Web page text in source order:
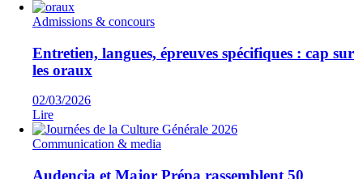
Admissions & concours
Entretien, langues, épreuves spécifiques : cap sur
les oraux
02/03/2026
Lire
Communication & media
Audencia et Major Prépa rassemblent 50